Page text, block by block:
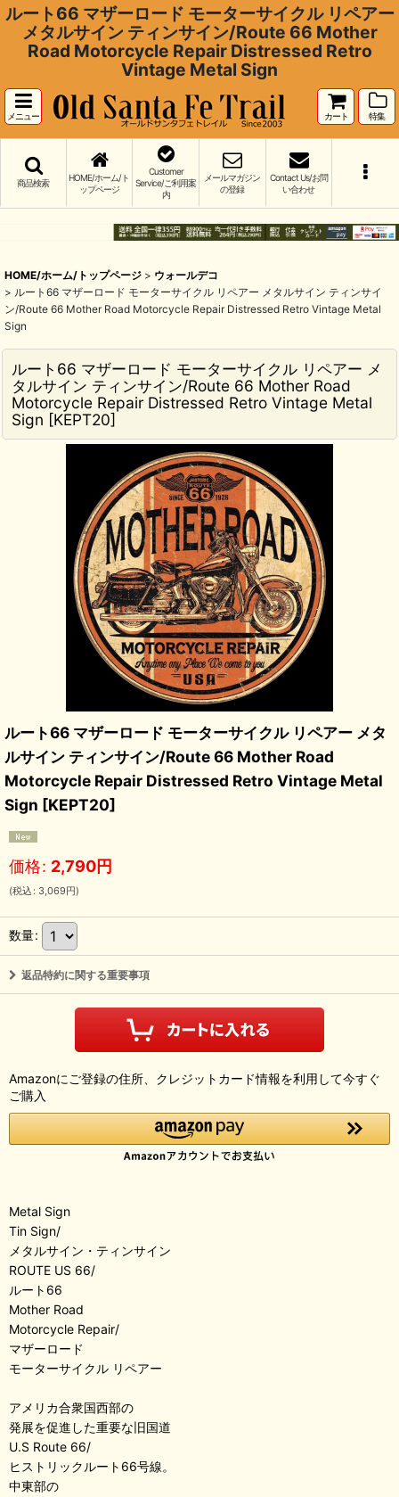
ルート66 マザーロード モーターサイクル リペアー
メタルサイン ティンサイン/Route 66 Mother
Road Motorcycle Repair Distressed Retro
Vintage Metal Sign
メニュー カート 特集
商品検索
HOME/ホーム/ト
ップページ
Customer
Service/ご利用案
内
メールマガジン
の登録
Contact Us/お問
い合わせ
HOME/ホーム/トップページ > ウォールデコ
> ルート66 マザーロード モーターサイクル リペアー メタルサイン ティンサイ
ン/Route 66 Mother Road Motorcycle Repair Distressed Retro Vintage Metal
Sign
ルート66 マザーロード モーターサイクル リペアー メ
タルサイン ティンサイン/Route 66 Mother Road
Motorcycle Repair Distressed Retro Vintage Metal
Sign [KEPT20]
ルート66 マザーロード モーターサイクル リペアー メタ
ルサイン ティンサイン/Route 66 Mother Road
Motorcycle Repair Distressed Retro Vintage Metal
Sign [KEPT20]
価格: 2,790円
(税込 : 3,069円)
数量:
返品特約に関する重要事項
Amazonにご登録の住所、クレジットカード情報を利用して今すぐ
ご購入
Metal Sign
Tin Sign/
メタルサイン・ティンサイン
ROUTE US 66/
ルート66
Mother Road
Motorcycle Repair/
マザーロード
モーターサイクル リペアー
アメリカ合衆国西部の
発展を促進した重要な旧国道
U.S Route 66/
ヒストリックルート66号線。
中東部の